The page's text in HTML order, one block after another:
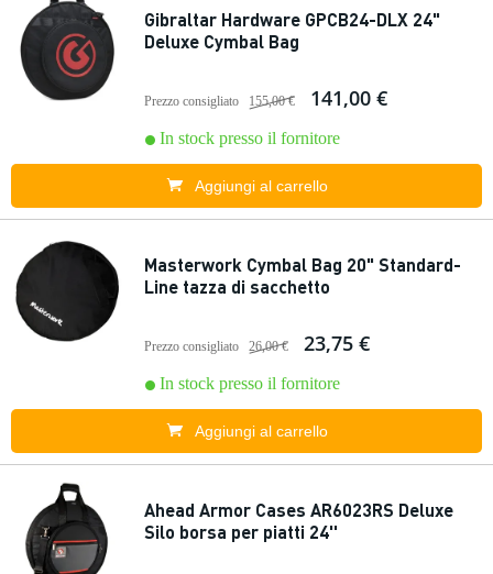
Gibraltar Hardware GPCB24-DLX 24"
Deluxe Cymbal Bag
Prezzo consigliato 155,00 € 141,00 €
In stock presso il fornitore
Aggiungi al carrello
Masterwork Cymbal Bag 20" Standard-
Line tazza di sacchetto
Prezzo consigliato 26,00 € 23,75 €
In stock presso il fornitore
Aggiungi al carrello
Ahead Armor Cases AR6023RS Deluxe
Silo borsa per piatti 24''